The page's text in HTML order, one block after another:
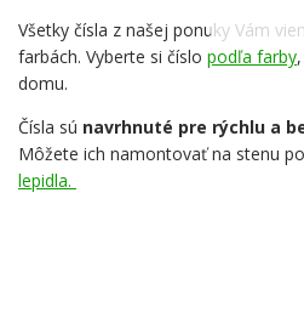
Všetky čísla z našej ponuky Vám
farbách. Vyberte si číslo podľa farby
domu.
Čísla sú navrhnuté pre rýchlu a
Môžete ich namontovať na stenu
lepidla.